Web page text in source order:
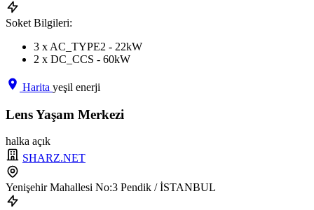
Soket Bilgileri:
3 x AC_TYPE2 - 22kW
2 x DC_CCS - 60kW
Harita yeşil enerji
Lens Yaşam Merkezi
halka açık
SHARZ.NET
Yenişehir Mahallesi No:3 Pendik / İSTANBUL